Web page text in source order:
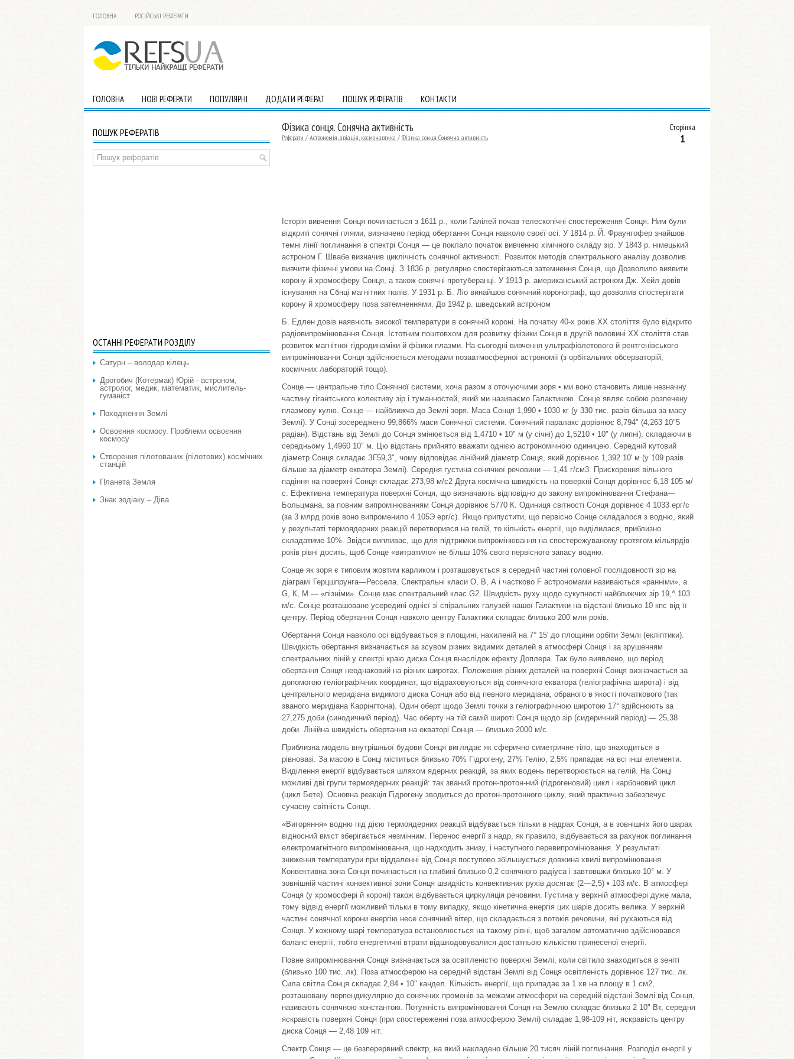
ГОЛОВНА РОСІЙСЬКІ РЕФЕРАТИ
ГОЛОВНА НОВІ РЕФЕРАТИ ПОПУЛЯРНІ ДОДАТИ РЕФЕРАТ ПОШУК РЕФЕРАТІВ КОНТАКТИ
Сторінка
1
Фізика сонця. Сонячна активність
Реферати / Астрономія, авіація, космонавтика / Фізика сонця. Сонячна активність
Історія вивчення Сонця починається з 1611 p., коли Галілей почав телескопічні спостереження Сонця. Ним були
відкриті сонячні плями, визначено період обертання Сонця навколо своєї осі. У 1814 р. Й. Фраунгофер знайшов
темні лінії поглинання в спектрі Сонця — це поклало початок вивченню хімічного складу зір. У 1843 р. німецький
астроном Г. Швабе визначив циклічність сонячної активності. Розвиток методів спектрального аналізу дозволив
вивчити фізичні умови на Сонці. З 1836 р. регулярно спостерігаються затемнення Сонця, що Дозволило виявити
корону й хромосферу Сонця, а також сонячні протуберанці. У 1913 р. американський астроном Дж. Хейл довів
існування на Сбнці магнітних полів. У 1931 р. Б. Ліо винайшов сонячний коронограф, що дозволив спостерігати
корону й хромосферу поза затемненнями. До 1942 р. шведський астроном
Б. Едлен довів наявність високої температури в сонячній короні. На початку 40-х років XX століття було відкрито
радіовипромінювання Сонця. Істотним поштовхом для розвитку фізики Сонця в другій половині XX століття став
розвиток магнітної гідродинаміки й фізики плазми. На сьогодні вивчення ультрафіолетового й рентгенівського
випромінювання Сонця здійснюється методами позаатмосферної астрономії (з орбітальних обсерваторій,
космічних лабораторій тощо).
Сонце — центральне тіло Сонячної системи, хоча разом з оточуючими зоря • ми воно становить лише незначну
частину гігантського колективу зір і туманностей, який ми називаємо Галактикою. Сонце являє собою розпечену
плазмову кулю. Сонце — найближча до Землі зоря. Маса Сонця 1,990 • 1030 кг (у 330 тис. разів більша за масу
Землі). У Сонці зосереджено 99,866% маси Сонячної системи. Сонячний паралакс дорівнює 8,794" (4,263 10"5
радіан). Відстань від Землі до Сонця змінюється від 1,4710 • 10" м (у січні) до 1,5210 • 10" (у липні), складаючи в
середньому 1,4960 10" м. Цю відстань прийнято вважати однією астрономічною одиницею. Середній кутовий
діаметр Сонця складає ЗГ59,3", чому відповідає лінійний діаметр Сонця, який дорівнює 1,392 10' м (у 109 разів
більше за діаметр екватора Землі). Середня густина сонячної речовини — 1,41 г/см3. Прискорення вільного
падіння на поверхні Сонця складає 273,98 м/с2 Друга космічна швидкість на поверхні Сонця дорівнює 6,18 105 м/
с. Ефективна температура поверхні Сонця, що визначають відповідно до закону випромінювання Стефана—
Больцмана, за повним випромінюванням Сонця дорівнює 5770 К. Одиниця світності Сонця дорівнює 4 1033 ерг/с
(за 3 млрд років воно випроменило 4 105Э ерг/с). Якщо припустити, що первісно Сонце складалося з водню, який
у результаті термоядерних реакцій перетворився на гелій, то кількість енергії, що виділилася, приблизно
складатиме 10%. Звідси випливає, що для підтримки випромінювання на спостережуваному протягом мільярдів
років рівні досить, щоб Сонце «витратило» не більш 10% свого первісного запасу водню.
Сонце як зоря є типовим жовтим карликом і розташовується в середній частині головної послідовності зір на
діаграмі Герцшпрунга—Рессела. Спектральні класи О, В, А і частково F астрономами називаються «ранніми», a
G, К, М — «пізніми». Сонце має спектральний клас G2. Швидкість руху щодо сукупності найближчих зір 19,^ 103
м/с. Сонце розташоване усередині однієї зі спіральних галузей нашої Галактики на відстані близько 10 кпс від її
центру. Період обертання Сонця навколо центру Галактики складає близько 200 млн років.
Обертання Сонця навколо осі відбувається в площині, нахиленій на 7° 15' до площини орбіти Землі (екліптики).
Швидкість обертання визначається за зсувом різних видимих деталей в атмосфері Сонця і за зрушенням
спектральних ліній у спектрі краю диска Сонця внаслідок ефекту Доплера. Так було виявлено, що період
обертання Сонця неоднаковий на різних широтах. Положення різних деталей на поверхні Сонця визначається за
допомогою геліографічних координат, що відраховуються від сонячного екватора (геліографічна широта) і від
центрального меридіана видимого диска Сонця або від певного меридіана, обраного в якості початкового (так
званого меридіана Каррінгтона). Один оберт щодо Землі точки з геліографічною широтою 17° здійснюють за
27,275 доби (синодичний період). Час оберту на тій самій широті Сонця щодо зір (сидеричний період) — 25,38
доби. Лінійна швидкість обертання на екваторі Сонця — близько 2000 м/с.
Приблизна модель внутрішньої будови Сонця виглядає як сферично симетричне тіло, що знаходиться в
рівновазі. За масою в Сонці міститься близько 70% Гідрогену, 27% Гелію, 2,5% припадає на всі інші елементи.
Виділення енергії відбувається шляхом ядерних реакцій, за яких водень перетворюється на гелій. На Сонці
можливі дві групи термоядерних реакцій: так званий протон-протон-ний (гідрогеновий) цикл і карбоновий цикл
(цикл Бете). Основна реакція Гідрогену зводиться до протон-протонного циклу, який практично забезпечує
сучасну світність Сонця.
«Вигоряння» водню під дією термоядерних реакцій відбувається тільки в надрах Сонця, а в зовнішніх його шарах
відносний вміст зберігається незмінним. Перенос енергії з надр, як правило, відбувається за рахунок поглинання
електромагнітного випромінювання, що надходить знизу, і наступного перевипромінювання. У результаті
зниження температури при віддаленні від Сонця поступово збільшується довжина хвилі випромінювання.
Конвективна зона Сонця починається на глибині близько 0,2 сонячного радіуса і завтовшки близько 10° м. У
зовнішній частині конвективної зони Сонця швидкість конвективних рухів досягає (2—2,5) • 103 м/с. В атмосфері
Сонця (у хромосфері й короні) також відбувається циркуляція речовини. Густина у верхній атмосфері дуже мала,
тому відвід енергії можливий тільки в тому випадку, якщо кінетична енергія цих шарів досить велика. У верхній
частині сонячної корони енергію несе сонячний вітер, що складається з потоків речовини, які рухаються від
Сонця. У кожному шарі температура встановлюється на такому рівні, щоб загалом автоматично здійснювався
баланс енергії, тобто енергетичні втрати відшкодовувалися достатньою кількістю принесеної енергії.
Повне випромінювання Сонця визначається за освітленістю поверхні Землі, коли світило знаходиться в зеніті
(близько 100 тис. лк). Поза атмосферою на середній відстані Землі від Сонця освітленість дорівнює 127 тис. лк.
Сила світла Сонця складає 2,84 • 10" кандел. Кількість енергії, що припадає за 1 хв на площу в 1 см2,
розташовану перпендикулярно до сонячних променів за межами атмосфери на середній відстані Землі від Сонця,
називають сонячною константою. Потужність випромінювання Сонця на Землю складає близько 2 10" Вт, середня
яскравість поверхні Сонця (при спостереженні поза атмосферою Землі) складає 1,98-109 ніт, яскравість центру
диска Сонця — 2,48 109 ніт.
Спектр.Сонця — це безперервний спектр, на який накладено більше 20 тисяч ліній поглинання. Розподіл енергії у
ПОШУК РЕФЕРАТІВ
ОСТАННІ РЕФЕРАТИ РОЗДІЛУ
Сатурн – володар кілець
Дрогобич (Котермак) Юрій - астроном,
астролог, медик, математик, мислитель-
гуманіст
Походження Землі
Освоєння космосу. Проблеми освоєння
космосу
Створення пілотованих (пілотових) космічних
станцій
Планета Земля
Знак зодіаку – Діва